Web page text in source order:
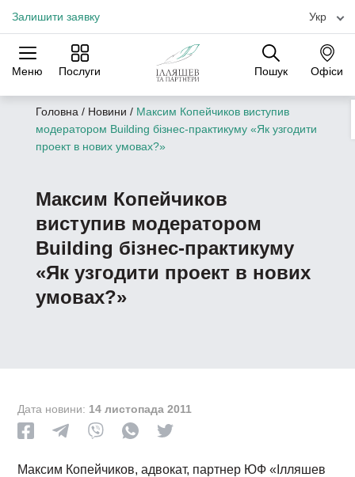
Залишити заявку Укр
Меню Послуги Пошук Офіси
Практики Галузі
Офіси
Головна / Новини / Максим Копейчиков виступив
модератором Building бізнес-практикуму «Як узгодити
проект в нових умовах?»
Максим Копейчиков
виступив модератором
Building бізнес-практикуму
«Як узгодити проект в нових
умовах?»
Дата новини: 14 листопада 2011
Максим Копейчиков, адвокат, партнер ЮФ «Ілляшев